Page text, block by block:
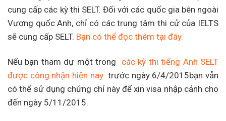
cung cấp các kỳ thi SELT. Đối với các quốc gia bên ngoài
Vương quốc Anh, chỉ có các trung tâm thi cử của IELTS
sẽ cung cấp SELT. Bạn có thể đọc thêm tại đây.
Nếu bạn tham dự một trong các kỳ thi tiếng Anh SELT
được công nhận hiện naytrước ngày 6/4/2015bạn vẫn
có thể sử dụng chứng chỉ này để xin visa nhập cảnh cho
đến ngày 5/11/2015.